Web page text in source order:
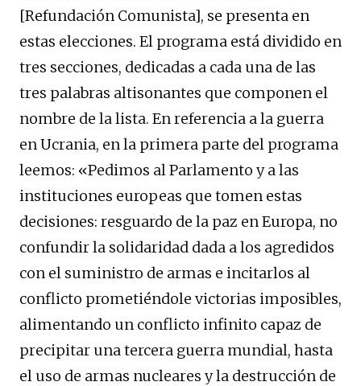
[Refundación Comunista], se presenta en
estas elecciones. El programa está dividido en
tres secciones, dedicadas a cada una de las
tres palabras altisonantes que componen el
nombre de la lista. En referencia a la guerra
en Ucrania, en la primera parte del programa
leemos: «Pedimos al Parlamento y a las
instituciones europeas que tomen estas
decisiones: resguardo de la paz en Europa, no
confundir la solidaridad dada a los agredidos
con el suministro de armas e incitarlos al
conflicto prometiéndole victorias imposibles,
alimentando un conflicto infinito capaz de
precipitar una tercera guerra mundial, hasta
el uso de armas nucleares y la destrucción de